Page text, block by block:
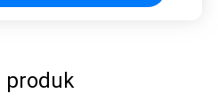
produk